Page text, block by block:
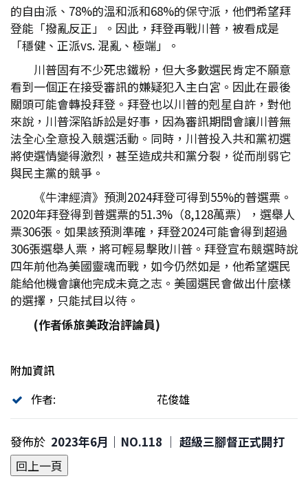
的自由派、78%的溫和派和68%的保守派，他們希望拜
登能「撥亂反正」。因此，拜登再戰川普，被看成是
「穩健、正派vs. 混亂、極端」。
川普固有不少死忠鐵粉，但大多數選民肯定不願意
看到一個正在接受審訊的嫌疑犯入主白宮。因此在最後
關頭可能會轉投拜登。拜登也以川普的剋星自許，對他
來說，川普深陷訴訟是好事，因為審訊期間會讓川普無
法全心全意投入競選活動。同時，川普投入共和黨初選
將使選情變得激烈，甚至造成共和黨分裂，從而削弱它
與民主黨的競爭。
《牛津經濟》預測2024拜登可得到55%的普選票。
2020年拜登得到普選票的51.3%（8,128萬票），選舉人
票306張。如果該預測準確，拜登2024可能會得到超過
306張選舉人票，將可輕易擊敗川普。拜登宣布競選時說
四年前他為美國靈魂而戰，如今仍然如是，他希望選民
能給他機會讓他完成未竟之志。美國選民會做出什麼樣
的選擇，只能拭目以待。
(作者係旅美政治評論員)
附加資訊
作者:
花俊雄
發佈於 2023年6月｜NO.118 │ 超級三腳督正式開打